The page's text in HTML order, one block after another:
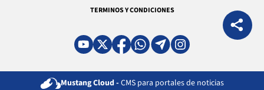
TERMINOS Y CONDICIONES
Mustang Cloud - CMS para portales de noticias